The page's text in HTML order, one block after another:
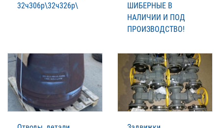
32ч306р\32ч326р\
ШИБЕРНЫЕ В
НАЛИЧИИ И ПОД
ПРОИЗВОДСТВО!